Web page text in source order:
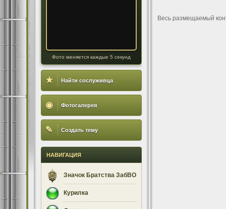
Фото меняется каждые 5 секунд
★ Найти сослуживца
◉ Фотогалерея
✎ Создать тему
НАВИГАЦИЯ
Значок Братства ЗабВО
Курилка
Весь размещаемый